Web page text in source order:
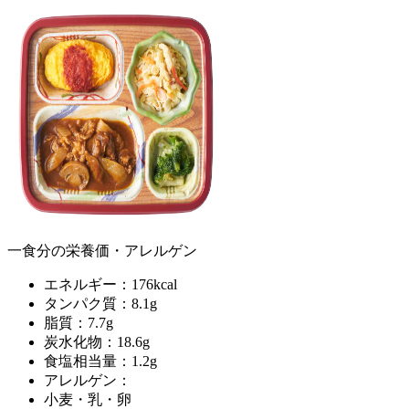
一食分の栄養価・アレルゲン
エネルギー：176kcal
タンパク質：8.1g
脂質：7.7g
炭水化物：18.6g
食塩相当量：1.2g
アレルゲン：
小麦・乳・卵